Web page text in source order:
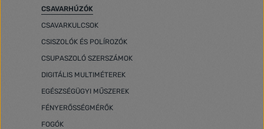
CSAVARHÚZÓK
CSAVARKULCSOK
CSISZOLÓK ÉS POLÍROZÓK
CSUPASZOLÓ SZERSZÁMOK
DIGITÁLIS MULTIMÉTEREK
EGÉSZSÉGÜGYI MŰSZEREK
FÉNYERŐSSÉGMÉRŐK
FOGÓK